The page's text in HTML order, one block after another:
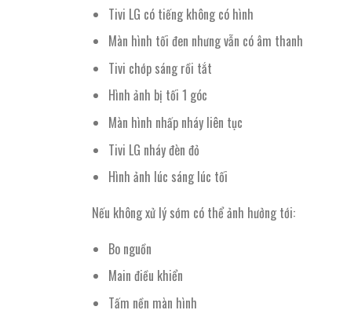
Tivi LG có tiếng không có hình
Màn hình tối đen nhưng vẫn có âm thanh
Tivi chớp sáng rồi tắt
Hình ảnh bị tối 1 góc
Màn hình nhấp nháy liên tục
Tivi LG nháy đèn đỏ
Hình ảnh lúc sáng lúc tối
Nếu không xử lý sớm có thể ảnh hưởng tới:
Bo nguồn
Main điều khiển
Tấm nền màn hình